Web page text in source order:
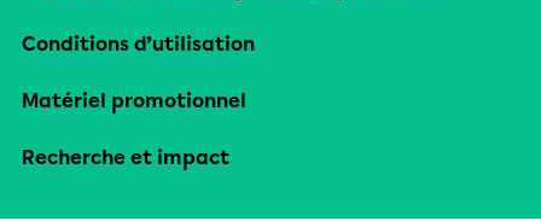
Conditions d’utilisation
Matériel promotionnel
Recherche et impact